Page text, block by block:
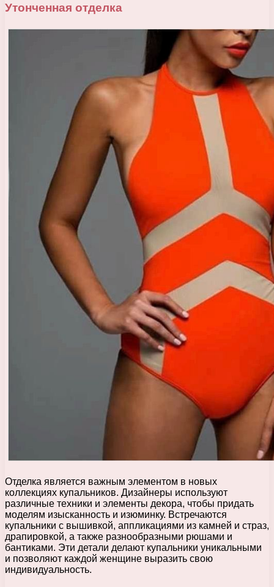
Утонченная отделка
Отделка является важным элементом в новых
коллекциях купальников. Дизайнеры используют
различные техники и элементы декора, чтобы придать
моделям изысканность и изюминку. Встречаются
купальники с вышивкой, аппликациями из камней и страз,
драпировкой, а также разнообразными рюшами и
бантиками. Эти детали делают купальники уникальными
и позволяют каждой женщине выразить свою
индивидуальность.